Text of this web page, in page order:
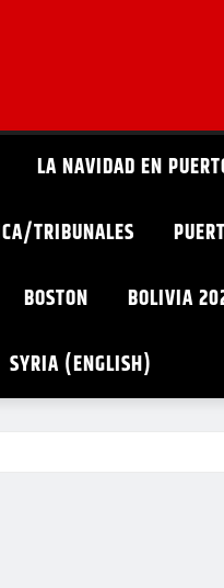
LA NAVIDAD EN
TRIBUNALES
BOSTON BOLIVIA
SYRIA (ENGLISH)